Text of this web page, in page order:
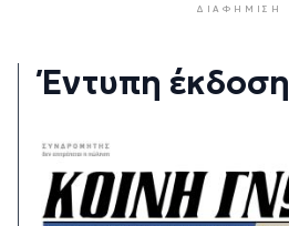
ΔΙΑΦΉΜΙΣΗ
Έντυπη έκδοση